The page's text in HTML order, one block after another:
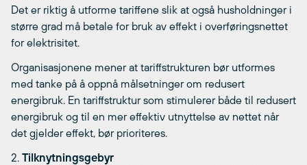
Det er riktig å utforme tariffene slik at også husholdninger i
større grad må betale for bruk av effekt i overføringsnettet
for elektrisitet.
Organisasjonene mener at tariffstrukturen bør utformes
med tanke på å oppnå målsetninger om redusert
energibruk. En tariffstruktur som stimulerer både til redusert
energibruk og til en mer effektiv utnyttelse av nettet når
det gjelder effekt, bør prioriteres.
2. Tilknytningsgebyr